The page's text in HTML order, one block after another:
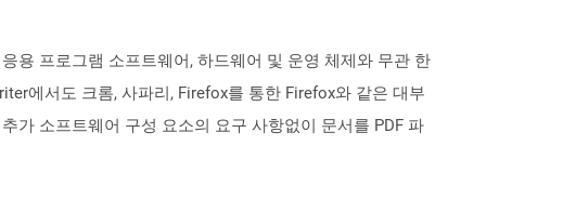
용 프로그램 소프트웨어, 하드웨어 및 운영 체제와 무관 한
에서도 크롬, 사파리, Firefox를 통한 Firefox와 같은 대부
가 소프트웨어 구성 요소의 요구 사항없이 문서를 PDF 파